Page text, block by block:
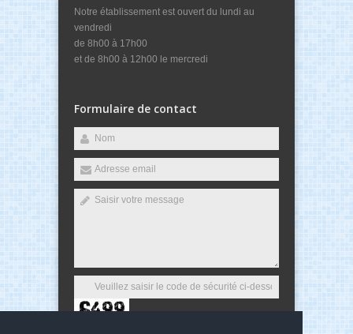
Notre établissement est ouvert du lundi au
vendredi
de 8h00 à 17h00
et de 8h00 à 12h00 le mercredi
Formulaire de contact